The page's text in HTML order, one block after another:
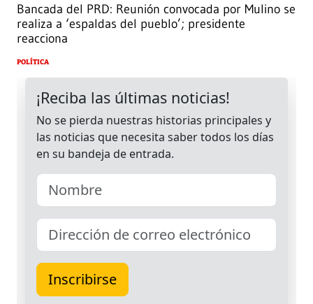
Bancada del PRD: Reunión convocada por Mulino se
realiza a ‘espaldas del pueblo’; presidente
reacciona
POLÍTICA